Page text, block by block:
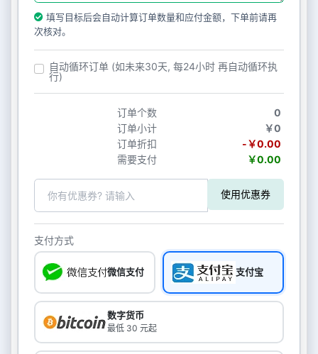
填写目标后会自动计算订单数量和应付金额，下单前请再
次核对。
自动循环订单 (如未来30天, 每24小时 再自动循环执
行)
订单个数
0
订单小计
￥0
订单折扣
-￥0.00
需要支付
￥0.00
使用优惠券
支付方式
微信支付 支付宝
数字货币
最低 30 元起